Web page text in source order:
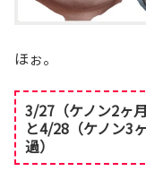
ほぉ。
3/27（ケノン2ヶ
と4/28（ケノン3
過）